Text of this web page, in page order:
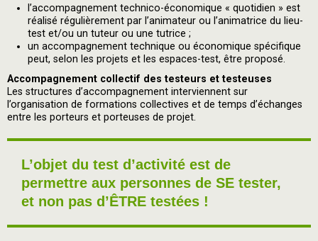
l’accompagnement technico-économique « quotidien » est
réalisé régulièrement par l’animateur ou l’animatrice du lieu-
test et/ou un tuteur ou une tutrice ;
un accompagnement technique ou économique spécifique
peut, selon les projets et les espaces-test, être proposé.
Accompagnement collectif des testeurs et testeuses
Les structures d’accompagnement interviennent sur
l’organisation de formations collectives et de temps d’échanges
entre les porteurs et porteuses de projet.
L’objet du test d’activité est de
permettre aux personnes de SE tester,
et non pas d’ÊTRE testées !